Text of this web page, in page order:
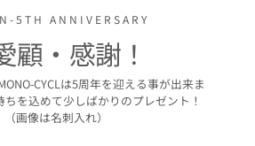
5TH ANNIVERSARY
顧・感謝！
CYCLは5周年を迎える事が出来ま
ちを込めて少しばかりのプレゼント！
（画像は名刺入れ）